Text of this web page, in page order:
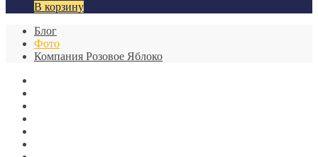
В корзину
Блог
Фото
Компания Розовое Яблоко